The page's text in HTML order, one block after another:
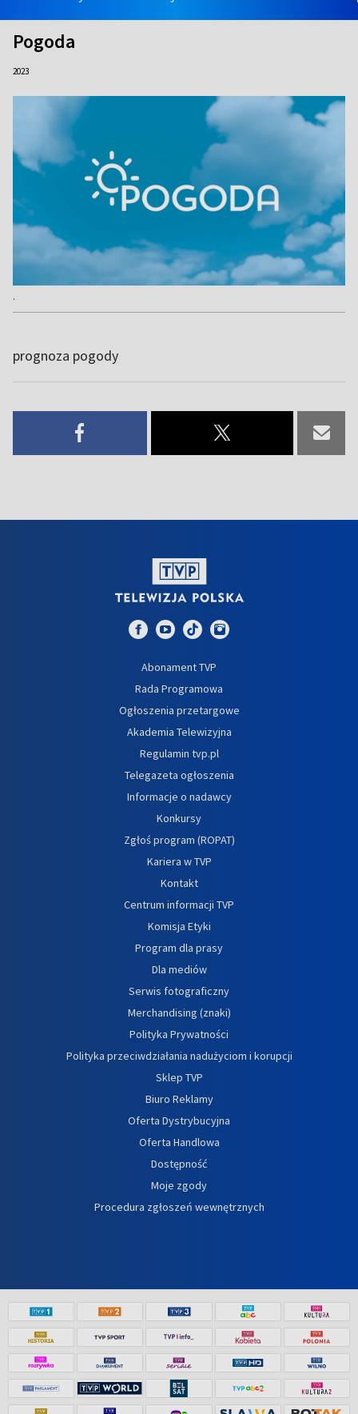
Pogoda
2023
.
prognoza pogody
Abonament TVP
Rada Programowa
Ogłoszenia przetargowe
Akademia Telewizyjna
Regulamin tvp.pl
Telegazeta ogłoszenia
Informacje o nadawcy
Konkursy
Zgłoś program (ROPAT)
Kariera w TVP
Kontakt
Centrum informacji TVP
Komisja Etyki
Program dla prasy
Dla mediów
Serwis fotograficzny
Merchandising (znaki)
Polityka Prywatności
Polityka przeciwdziałania nadużyciom i korupcji
Sklep TVP
Biuro Reklamy
Oferta Dystrybucyjna
Oferta Handlowa
Dostępność
Moje zgody
Procedura zgłoszeń wewnętrznych